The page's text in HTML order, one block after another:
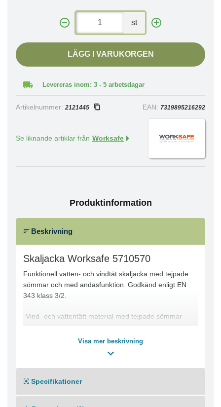
st
LÄGG I VARUKORGEN
Levereras inom: 3 - 5 arbetsdagar
Artikelnummer: 2121445 EAN: 7319895216292
Se liknande artiklar från Worksafe
Produktinformation
Beskrivning
Skaljacka Worksafe 5710570
Funktionell vatten- och vindtät skaljacka med tejpade
sömmar och med andasfunktion. Godkänd enligt EN
343 klass 3/2.
-Vind- och vattentätt material med tejpade sömmar
-Två framfickor och en bröstficka med dragkedja
avtagbar
-Reglerbart ärmslut med invändig mudd
Visa mer beskrivning
Specifikationer